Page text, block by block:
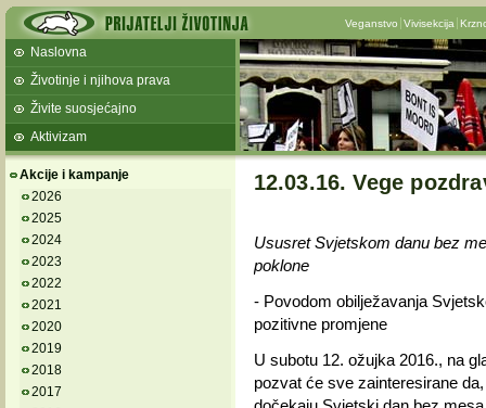
Veganstvo Vivisekcija
Naslovna
Životinje i njihova prava
Živite suosjećajno
Aktivizam
Akcije i kampanje
2026
2025
2024
2023
2022
2021
2020
2019
2018
2017
12.03.16. Vege
Ususret Svjetskom danu bez
poklone
- Povodom obilježavanja
pozitivne promjene
U subotu 12. ožujka 2016., na
pozvat će sve zainteresirane